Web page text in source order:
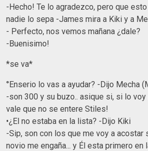
-Hecho! Te lo agradezco, pero que
nadie lo sepa -James mira a Kiki y a
- Perfecto, nos vemos mañana ¿dale?
-Buenisimo!
*se va*
°Enserio lo vas a ayudar? -Dijo Mecha
-son 300 y su buzo.. asique si, si lo voy
vale que no se entere Stiles!
•¿El no estaba en la lista? -Dijo Kiki
-Sip, son con los que me voy a acostar
novio me engaña... y Él esta primero en